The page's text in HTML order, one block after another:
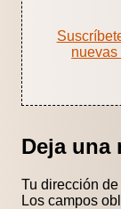
nuevas
Deja una
Tu dirección
Los campos